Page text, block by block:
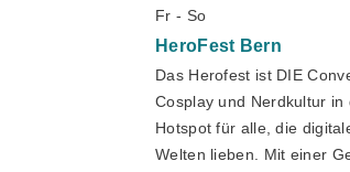
Fr - So
HeroFest Bern
Das Herofest ist DIE
Cosplay und Nerdkultur in
Hotspot für alle, die
Welten lieben. Mit einer